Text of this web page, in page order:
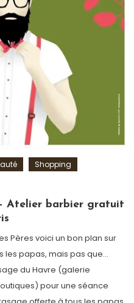
Shopping
Atelier barbier gratuit
Pères voici un bon plan sur
les papas, mais pas que…
du Havre (galerie
pour une séance